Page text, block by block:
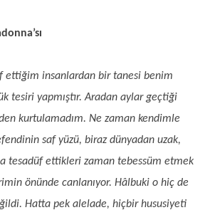
ettiğim insanlardan bir tanesi benim
tesiri yapmıştır. Aradan aylar geçtiği
kurtulamadım. Ne zaman kendimle
saf yüzü, biraz dünyadan uzak,
tesadüf ettikleri zaman tebessüm etmek
önünde canlanıyor. Hâlbuki o hiç de
Hatta pek alelade, hiçbir hususiyeti